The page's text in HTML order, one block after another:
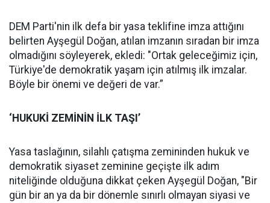
DEM Parti'nin ilk defa bir yasa teklifine imza attığını
belirten Ayşegül Doğan, atılan imzanın sıradan bir imza
olmadığını söyleyerek, ekledi: "Ortak geleceğimiz için,
Türkiye'de demokratik yaşam için atılmış ilk imzalar.
Böyle bir önemi ve değeri de var.”
‘HUKUKİ ZEMİNİN İLK TAŞI’
Yasa taslağının, silahlı çatışma zemininden hukuk ve
demokratik siyaset zeminine geçişte ilk adım
niteliğinde olduğuna dikkat çeken Ayşegül Doğan, "Bir
gün bir an ya da bir dönemle sınırlı olmayan siyasi ve